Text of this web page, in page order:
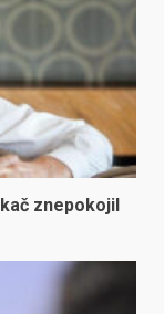
znepokojil